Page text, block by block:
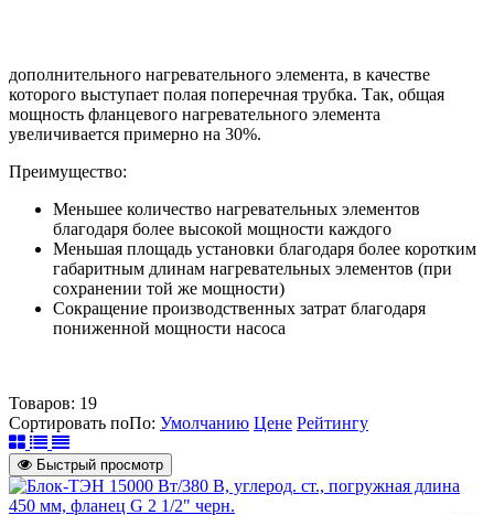
дополнительного нагревательного элемента, в качестве
которого выступает полая поперечная трубка. Так, общая
мощность фланцевого нагревательного элемента
увеличивается примерно на 30%.
Преимущество:
Меньшее количество нагревательных элементов
благодаря более высокой мощности каждого
Меньшая площадь установки благодаря более коротким
габаритным длинам нагревательных элементов (при
сохранении той же мощности)
Сокращение производственных затрат благодаря
пониженной мощности насоса
Товаров: 19
Сортировать поПо: Умолчанию Цене Рейтингу
Быстрый просмотр